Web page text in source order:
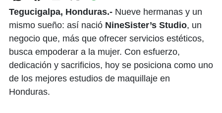
Tegucigalpa, Honduras.- Nueve hermanas y un
mismo sueño: así nació NineSister’s Studio, un
negocio que, más que ofrecer servicios estéticos,
busca empoderar a la mujer. Con esfuerzo,
dedicación y sacrificios, hoy se posiciona como uno
de los mejores estudios de maquillaje en
Honduras.